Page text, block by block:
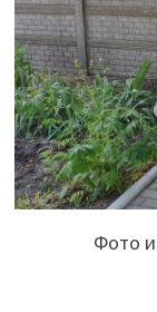
Фото